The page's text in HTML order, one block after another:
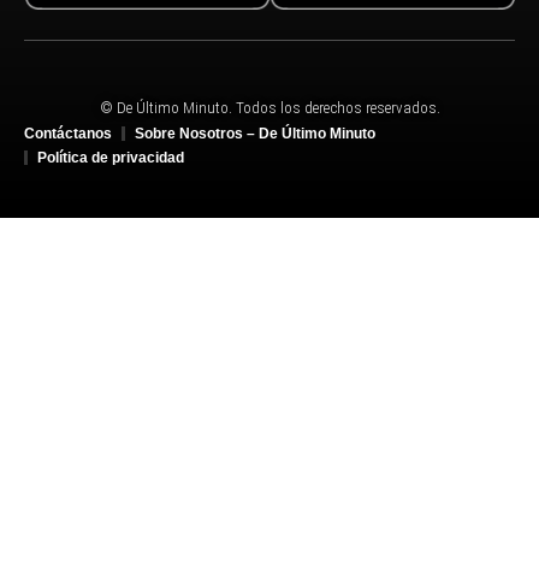
© De Último Minuto. Todos los derechos reservados.
Contáctanos
Sobre Nosotros – De Último Minuto
Política de privacidad